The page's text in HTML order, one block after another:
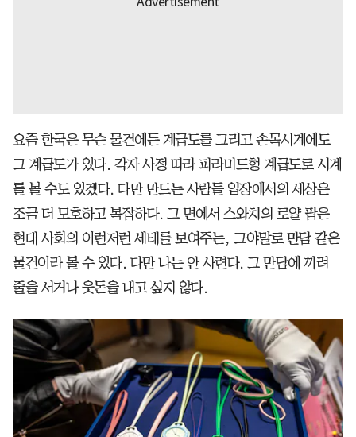
요즘 한국은 무슨 물건에든 계급도를 그리고 손목시계에도
그 계급도가 있다. 각자 사정 따라 피라미드형 계급도로 시계
를 볼 수도 있겠다. 다만 만드는 사람들 입장에서의 세상은
조금 더 모호하고 복잡하다. 그 면에서 스와치의 로얄 팝은
현대 사회의 이런저런 세태를 보여주는, 그야말로 만담 같은
물건이라 볼 수 있다. 다만 나는 안 사련다. 그 만담에 끼려
줄을 서거나 웃돈을 내고 싶지 않다.